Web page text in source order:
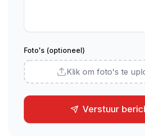
Foto's (optioneel)
Klik om foto's te
Verstuur